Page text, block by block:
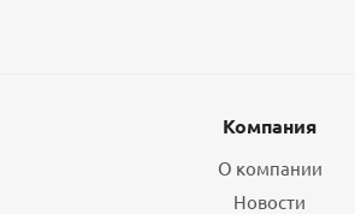
Компания
О компании
Новости